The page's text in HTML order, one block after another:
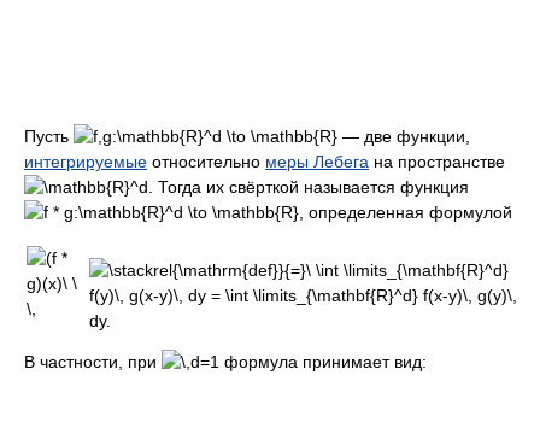
Пусть
— две функции,
интегрируемые относительно меры Лебега на пространстве
. Тогда их свёрткой называется функция
, определенная формулой
В частности, при формула принимает вид: